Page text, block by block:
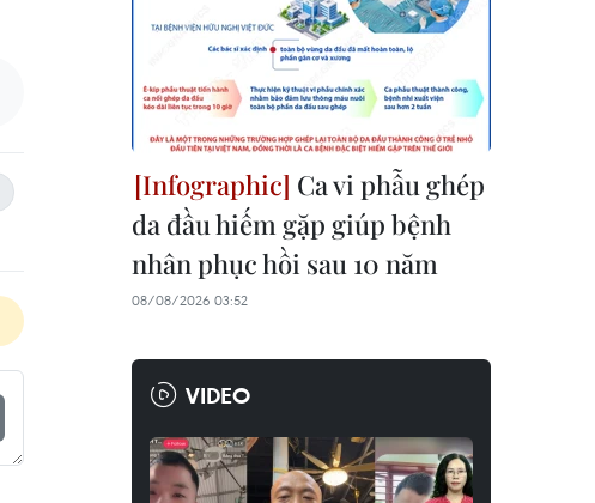
Ca vi phẫu ghép
da đầu hiếm gặp giúp bệnh
nhân phục hồi sau 10 năm
08/08/2026 03:52
VIDEO